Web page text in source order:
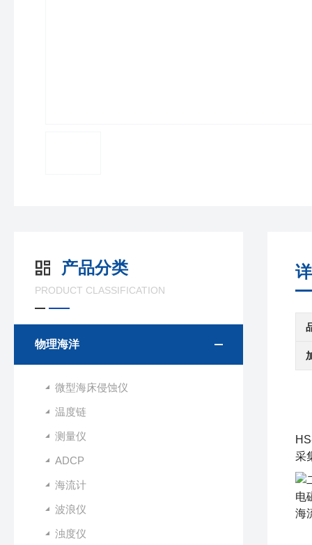
产品分类
PRODUCT CLASSIFICATION
物理海洋
微型海床侵蚀仪
温度链
测量仪
ADCP
海流计
波浪仪
浊度仪
采